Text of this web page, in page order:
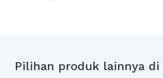
Pilihan produk lainnya di